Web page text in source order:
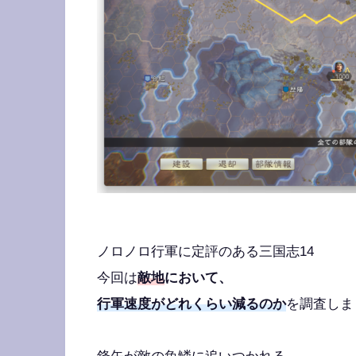
ノロノロ行軍に定評のある三国志14
今回は敵地において、
行軍速度がどれくらい減るのかを調査し